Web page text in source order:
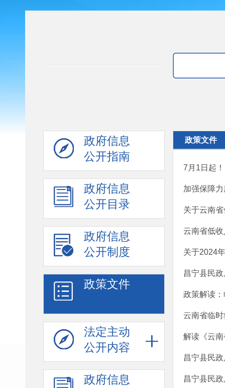
政府信息
公开指南
政府信息
公开目录
政府信息
公开制度
政策文件
法定主动
公开内容
政府信息
政策文件
7月1日起
加强保障
关于云南
云南省低
关于2024
昌宁县民
政策解读
云南省临
解读《云
昌宁县民
昌宁县民